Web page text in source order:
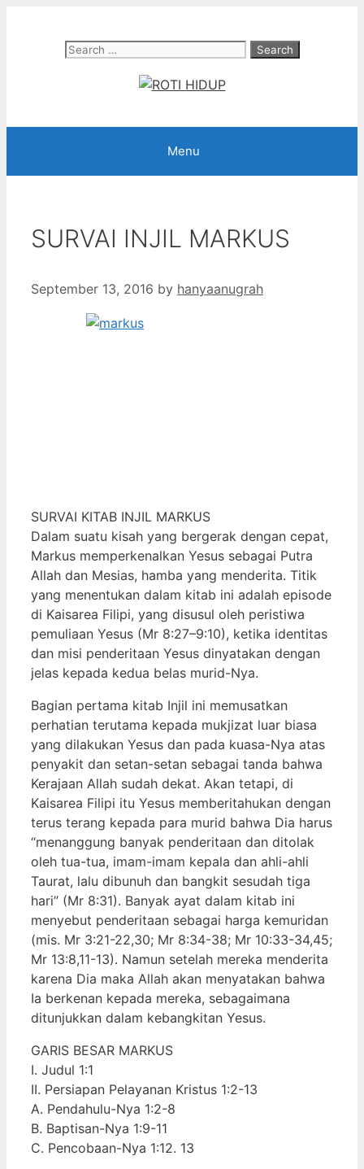
Search
Menu
SURVAI INJIL MARKUS
September 13, 2016 by hanyaanugrah
SURVAI KITAB INJIL MARKUS
Dalam suatu kisah yang bergerak dengan cepat,
Markus memperkenalkan Yesus sebagai Putra
Allah dan Mesias, hamba yang menderita. Titik
yang menentukan dalam kitab ini adalah episode
di Kaisarea Filipi, yang disusul oleh peristiwa
pemuliaan Yesus (Mr 8:27–9:10), ketika identitas
dan misi penderitaan Yesus dinyatakan dengan
jelas kepada kedua belas murid-Nya.
Bagian pertama kitab Injil ini memusatkan
perhatian terutama kepada mukjizat luar biasa
yang dilakukan Yesus dan pada kuasa-Nya atas
penyakit dan setan-setan sebagai tanda bahwa
Kerajaan Allah sudah dekat. Akan tetapi, di
Kaisarea Filipi itu Yesus memberitahukan dengan
terus terang kepada para murid bahwa Dia harus
“menanggung banyak penderitaan dan ditolak
oleh tua-tua, imam-imam kepala dan ahli-ahli
Taurat, lalu dibunuh dan bangkit sesudah tiga
hari” (Mr 8:31). Banyak ayat dalam kitab ini
menyebut penderitaan sebagai harga kemuridan
(mis. Mr 3:21-22,30; Mr 8:34-38; Mr 10:33-34,45;
Mr 13:8,11-13). Namun setelah mereka menderita
karena Dia maka Allah akan menyatakan bahwa
Ia berkenan kepada mereka, sebagaimana
ditunjukkan dalam kebangkitan Yesus.
GARIS BESAR MARKUS
I. Judul 1:1
II. Persiapan Pelayanan Kristus 1:2-13
A. Pendahulu-Nya 1:2-8
B. Baptisan-Nya 1:9-11
C. Pencobaan-Nya 1:12. 13